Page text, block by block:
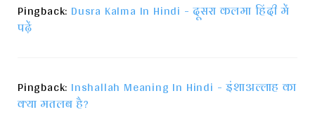
Pingback: Dusra Kalma In Hindi - दूसरा कलमा हिंदी में
पढ़ें
Pingback: Inshallah Meaning In Hindi - इंशाअल्लाह का
क्या मतलब है?